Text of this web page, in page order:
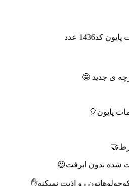
کد1436 عدد
ی جدید 🤩
پایون🎈
شده بدون ابرفت😍
رو اذیت نمیکنه✋